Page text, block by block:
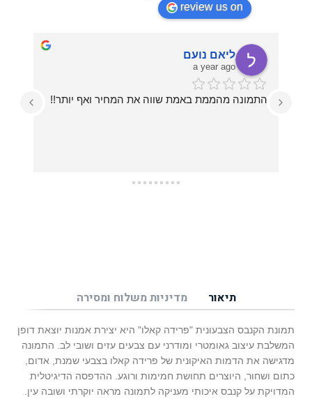
review us on
ליאם נועם
a year ago
התמונה מהממת באמת שווה את המחיר ואף יותר!!
תיאור מדיניות משלוח ומסירה
תמונת הקנבס הצבעונית "פרידה קאלו" היא יצירת אמנות יוצאת דופן
המשלבת עיצוב גאומטרי ומודרני עם צבעים עזים ושובי לב. התמונה
מדגישה את הדמות האיקונית של פרידה קאלו בצבעי שמנת, אדום,
כתום ושחור, היוצרים תחושת חמימות ורוגע. ההדפסה הדיגיטלית
המדויקת על קנבס איכותי מעניקה לתמונה מראה יוקרתי ושובה עין.